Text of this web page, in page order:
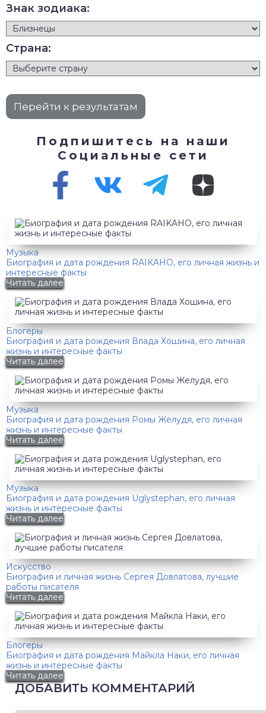
Знак зодиака:
Страна:
Подпишитесь на наши
Социальные сети
Музыка
Биография и дата рождения RAIKAHO, его личная жизнь и
интересные факты
Читать далее
Блогеры
Биография и дата рождения Влада Хошина, его личная
жизнь и интересные факты
Читать далее
Музыка
Биография и дата рождения Ромы Желудя, его личная
жизнь и интересные факты
Читать далее
Музыка
Биография и дата рождения Uglystephan, его личная
жизнь и интересные факты
Читать далее
Искусство
Биография и личная жизнь Сергея Довлатова, лучшие
работы писателя
Читать далее
Блогеры
Биография и дата рождения Майкла Наки, его личная
жизнь и интересные факты
Читать далее
ДОБАВИТЬ КОММЕНТАРИЙ